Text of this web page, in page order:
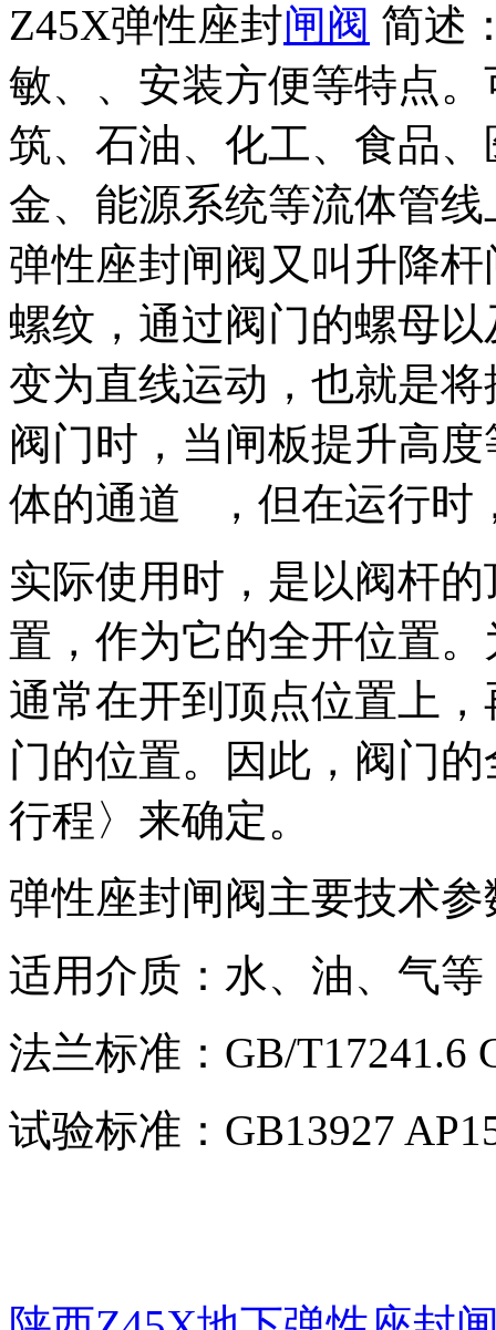
Z45X弹性座封闸阀 简述
敏、、安装方便等特点
筑、石油、化工、食品
金、能源系统等流体管
弹性座封闸阀又叫升降
螺纹，通过阀门的螺母
变为直线运动，也就是
阀门时，当闸板提升高
体的通道 ，但在运行时
实际使用时，是以阀杆
置，作为它的全开位置
通常在开到顶点位置上
门的位置。因此，阀门
行程〉来确定。
弹性座封闸阀主要技术参
适用介质：水、油、气等
法兰标准：GB/T17241.6
试验标准：GB13927